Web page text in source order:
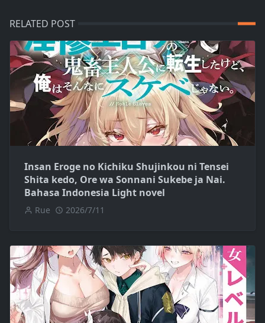
RELATED POST
Insan Eroge no Kichiku Shujinkou ni Tensei
Shita kedo, Ore wa Sonnani Sukebe ja Nai.
Bahasa Indonesia Light novel
Rue 2026/7/11